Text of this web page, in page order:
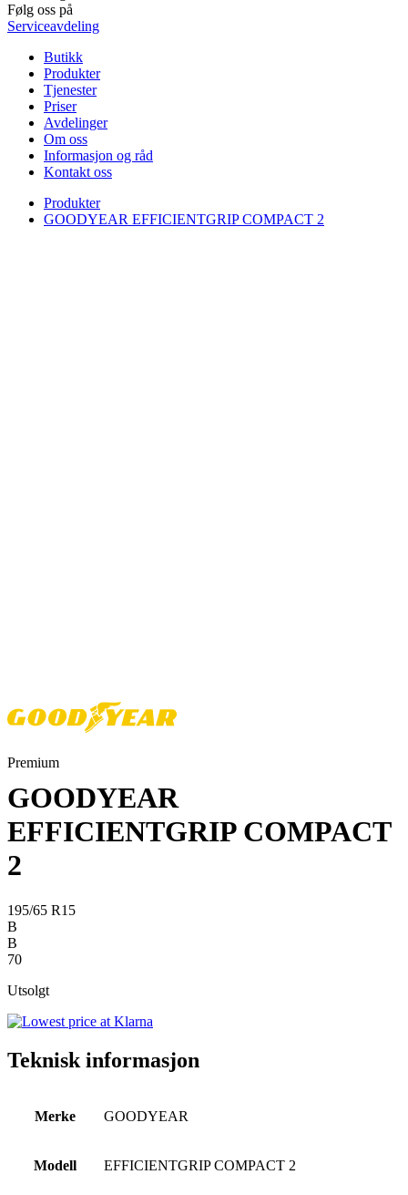
Følg oss på
Serviceavdeling
Butikk
Produkter
Tjenester
Priser
Avdelinger
Om oss
Informasjon og råd
Kontakt oss
Produkter
GOODYEAR EFFICIENTGRIP COMPACT 2
Premium
GOODYEAR
EFFICIENTGRIP COMPACT
2
195/65 R15
B
B
70
Utsolgt
Teknisk informasjon
Merke GOODYEAR
Modell EFFICIENTGRIP COMPACT 2